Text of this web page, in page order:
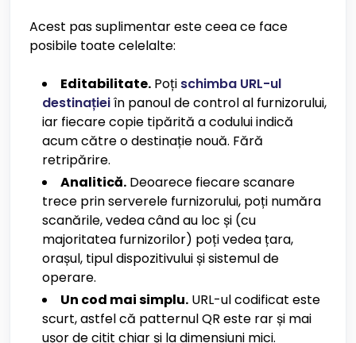
Acest pas suplimentar este ceea ce face
posibile toate celelalte:
Editabilitate. Poți schimba URL-ul
destinațieiîn panoul de control al furnizorului,
iar fiecare copie tipărită a codului indică
acum către o destinație nouă. Fără
retripărire.
Analitică. Deoarece fiecare scanare
trece prin serverele furnizorului, poți număra
scanările, vedea când au loc și (cu
majoritatea furnizorilor) poți vedea țara,
orașul, tipul dispozitivului și sistemul de
operare.
Un cod mai simplu. URL-ul codificat este
scurt, astfel că patternul QR este rar și mai
ușor de citit chiar și la dimensiuni mici.